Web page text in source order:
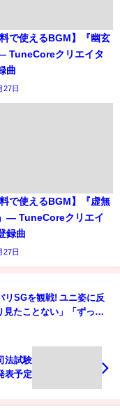
で使えるBGM】『幽玄
TuneCoreクリエイタ
曲
27日
で使えるBGM】『虚無
― TuneCoreクリエイ
録曲
27日
リSGを観戦! ユニ姿に反
たことない」「ずっと
法試験
表予定